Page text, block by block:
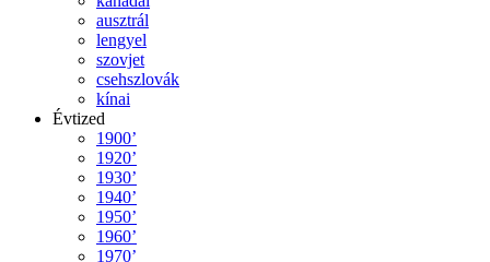
ausztrál
lengyel
szovjet
csehszlovák
kínai
Évtized
1900’
1920’
1930’
1940’
1950’
1960’
1970’